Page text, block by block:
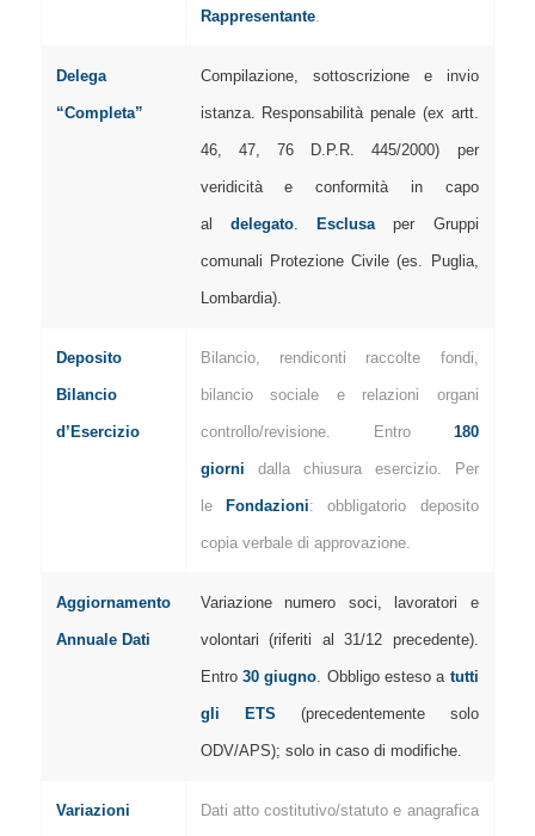
Rappresentante.
Delega
“Completa”
Compilazione, sottoscrizione e invio
istanza. Responsabilità penale (ex artt.
46, 47, 76 D.P.R. 445/2000) per
veridicità e conformità in capo
al delegato.Esclusa per Gruppi
comunali Protezione Civile (es. Puglia,
Lombardia).
Deposito
Bilancio
d’Esercizio
Bilancio, rendiconti raccolte fondi,
bilancio sociale e relazioni organi
controllo/revisione. Entro 180
giorni dalla chiusura esercizio. Per
le Fondazioni: obbligatorio deposito
copia verbale di approvazione.
Aggiornamento
Annuale Dati
Variazione numero soci, lavoratori e
volontari (riferiti al 31/12 precedente).
Entro 30 giugno . Obbligo esteso a tutti
gli ETS (precedentemente solo
ODV/APS); solo in caso di modifiche.
Variazioni Dati atto costitutivo/statuto e anagrafica